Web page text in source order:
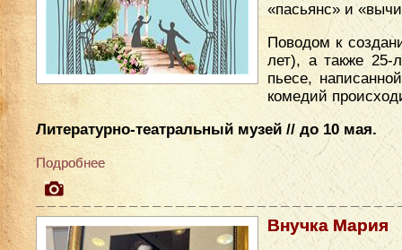
«пасьянс» и
Поводом к
лет), а также 25-
пьесе,
комедий
Литературно-театральный музей // до 10 мая.
Подробнее
Внучка Мария